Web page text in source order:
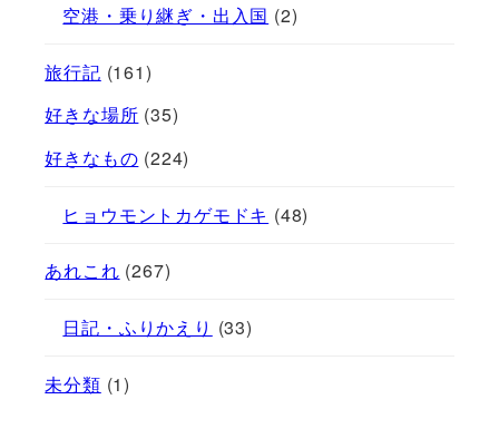
空港・乗り継ぎ・出入国 (2)
旅行記 (161)
好きな場所 (35)
好きなもの (224)
ヒョウモントカゲモドキ (48)
あれこれ (267)
日記・ふりかえり (33)
未分類 (1)